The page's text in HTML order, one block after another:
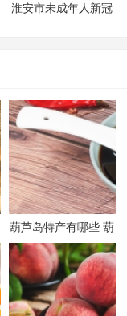
淮安市未成年人新冠
葫芦岛特产有哪些 葫
芦岛有哪些特产